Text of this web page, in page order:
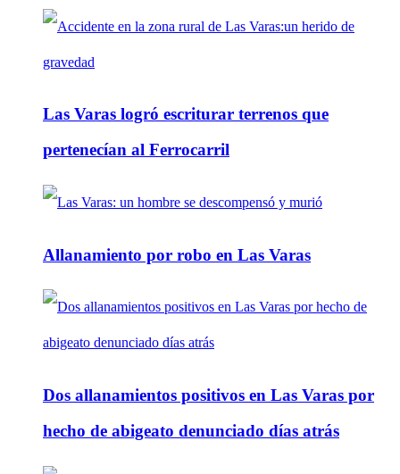
Las Varas logró escriturar terrenos que
pertenecían al Ferrocarril
Allanamiento por robo en Las Varas
Dos allanamientos positivos en Las Varas por
hecho de abigeato denunciado días atrás